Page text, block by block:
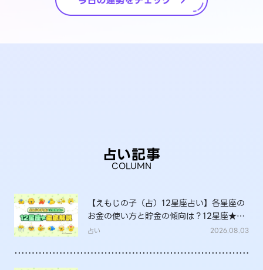
占い記事
COLUMN
【えもじの子（占）12星座占い】各星座の
お金の使い方と貯金の傾向は？12星座★徹
底解説
占い 2026.08.03